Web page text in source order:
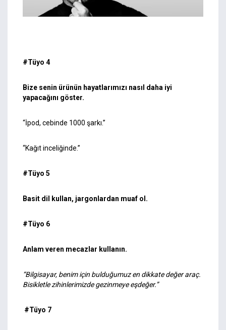
#Tüyo 4
Bize senin ürünün hayatlarımızı nasıl daha iyi
yapacağını göster.
“İpod, cebinde 1000 şarkı.”
“Kağıt inceliğinde.”
#Tüyo 5
Basit dil kullan, jargonlardan muaf ol.
#Tüyo 6
Anlam veren mecazlar kullanın.
“Bilgisayar, benim için bulduğumuz en dikkate değer araç.
Bisikletle zihinlerimizde gezinmeye eşdeğer.”
#Tüyo 7